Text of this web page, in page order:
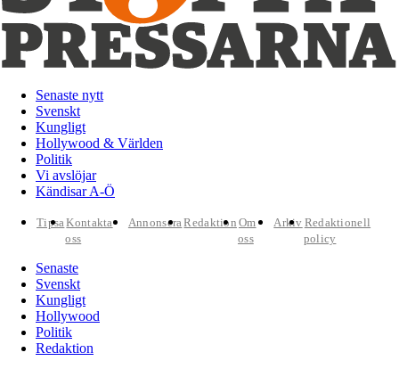
Senaste nytt
Svenskt
Kungligt
Hollywood & Världen
Politik
Vi avslöjar
Kändisar A-Ö
TipsaKontakta
oss
AnnonseraRedaktion Om
oss
Arkiv Redaktionell
policy
Senaste
Svenskt
Kungligt
Hollywood
Politik
Redaktion